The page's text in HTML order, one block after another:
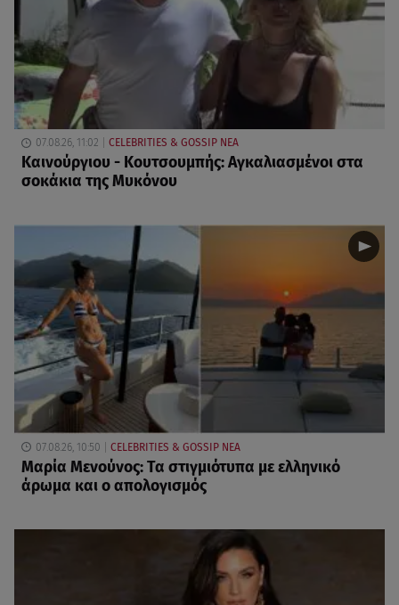
07.08.26, 11:02 CELEBRITIES & GOSSIP ΝΕΑ
Καινούργιου - Κουτσουμπής: Αγκαλιασμένοι στα
σοκάκια της Μυκόνου
07.08.26, 10:50 CELEBRITIES & GOSSIP ΝΕΑ
Μαρία Μενούνος: Τα στιγμιότυπα με ελληνικό
άρωμα και ο απολογισμός